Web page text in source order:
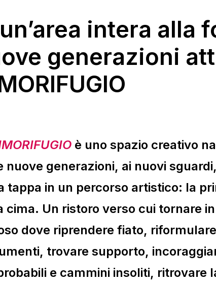
intera alla
generazioni
è uno spazio creativo
nuove generazioni, ai nuovi
tappa in un percorso artistico: la
cima. Un ristoro verso cui tornare
dove riprendere fiato,
trovare supporto,
e cammini insoliti, ritrovare